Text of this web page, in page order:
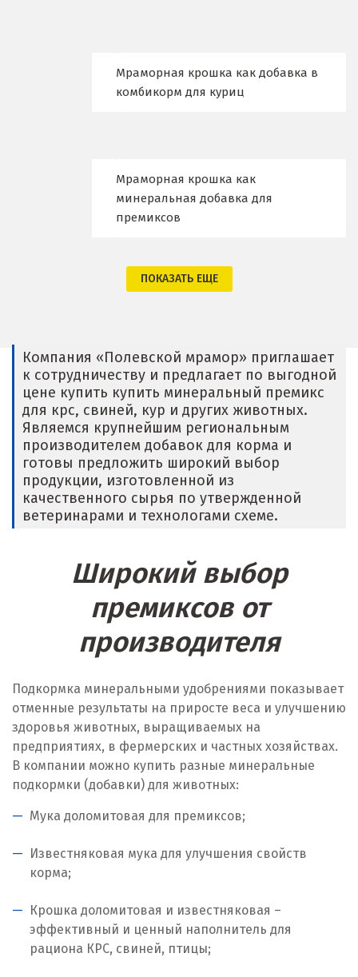
Дубна
Е
Егорьевск
Екатеринбург
Еленинка
Жуковский
Иваново
Ижевск
Иркутск
Ишим
К
Казань
Калининград
Калуга
Мраморная крошка как добавка в
комбикорм для куриц
Мраморная крошка как
минеральная добавка для
премиксов
ПОКАЗАТЬ ЕЩЕ
Компания «Полевской мрамор» приглашает
к сотрудничеству и предлагает по выгодной
цене купить купить минеральный премикс
для крс, свиней, кур и других животных.
Являемся крупнейшим региональным
производителем добавок для корма и
готовы предложить широкий выбор
продукции, изготовленной из
качественного сырья по утвержденной
ветеринарами и технологами схеме.
Широкий выбор
премиксов от
производителя
Подкормка минеральными удобрениями показывает
отменные результаты на приросте веса и улучшению
здоровья животных, выращиваемых на
предприятиях, в фермерских и частных хозяйствах.
В компании можно купить разные минеральные
подкормки (добавки) для животных:
Мука доломитовая для премиксов;
Известняковая мука для улучшения свойств
корма;
Крошка доломитовая и известняковая –
эффективный и ценный наполнитель для
рациона КРС, свиней, птицы;